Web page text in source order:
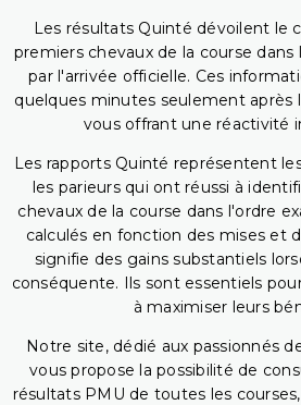
Les résultats Quinté dévoilent le
premiers chevaux de la course
par l'arrivée officielle. Ces
quelques minutes seulement après
vous offrant une réactivité
Les rapports Quinté représentent
les parieurs qui ont réussi à
chevaux de la course dans l'ordre
calculés en fonction des mises et
signifie des gains substantiels
conséquente. Ils sont essentiels
à maximiser leurs
Notre site, dédié aux passionnés
vous propose la possibilité de
résultats PMU de toutes les